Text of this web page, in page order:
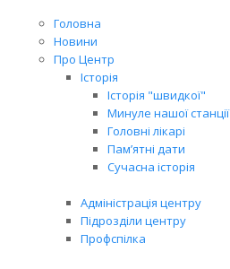
Головна
Новини
Про Центр
Історія
Історія "швидкої"
Минуле нашої станції
Головні лікарі
Пам’ятні дати
Сучасна історія
Адміністрація центру
Підрозділи центру
Профспілка